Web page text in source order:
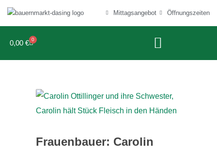
Mittagsangebot Öffnungszeiten
0,00 € 0
Frauenbauer: Carolin